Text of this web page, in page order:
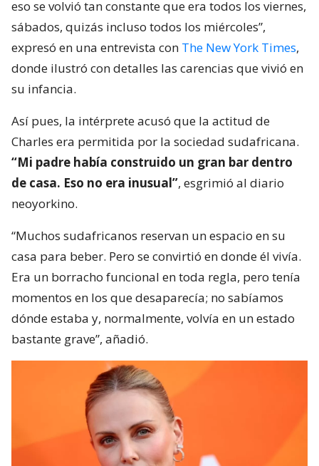
eso se volvió tan constante que era todos los viernes,
sábados, quizás incluso todos los miércoles”,
expresó en una entrevista con The New York Times,
donde ilustró con detalles las carencias que vivió en
su infancia.
Así pues, la intérprete acusó que la actitud de
Charles era permitida por la sociedad sudafricana.
“Mi padre había construido un gran bar dentro
de casa. Eso no era inusual”, esgrimió al diario
neoyorkino.
“Muchos sudafricanos reservan un espacio en su
casa para beber. Pero se convirtió en donde él vivía.
Era un borracho funcional en toda regla, pero tenía
momentos en los que desaparecía; no sabíamos
dónde estaba y, normalmente, volvía en un estado
bastante grave”, añadió.